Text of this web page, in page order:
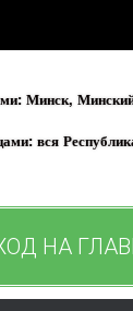
Минск,
вся
НА